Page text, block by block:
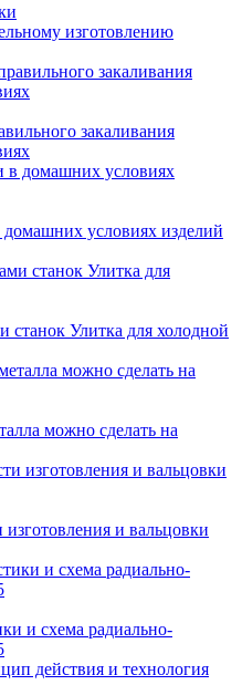
изготовлению
закаливания
условиях изделий
станок Улитка для холодной
можно сделать на
и вальцовки
и схема радиально-